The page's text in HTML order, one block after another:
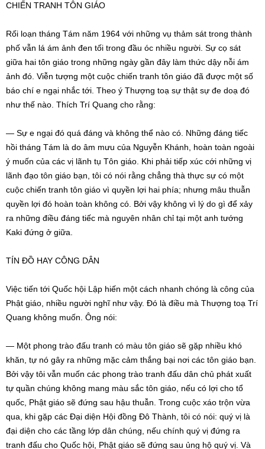
CHIẾN TRANH TÔN GIÁO
Rối loạn tháng Tám năm 1964 với những vụ thảm sát trong thành
phố vẫn lá ám ảnh đen tối trong đầu óc nhiều người. Sự cọ sát
giữa hai tôn giáo trong những ngày gần đây làm thức dậy nỗi ám
ảnh đó. Viễn tượng một cuộc chiến tranh tôn giáo đã được một số
báo chí e ngại nhắc tới. Theo ý Thượng toạ sự thật sự đe doạ đó
như thế nào. Thích Trí Quang cho rằng:
— Sự e ngại đó quá đáng và không thể nào có. Những đáng tiếc
hồi tháng Tám là do âm mưu của Nguyễn Khánh, hoàn toàn ngoài
ý muốn của các vị lãnh tụ Tôn giáo. Khi phải tiếp xúc cới những vị
lãnh đạo tôn giáo bạn, tôi có nói rằng chẳng thà thực sự có một
cuộc chiến tranh tôn giáo vì quyền lợi hai phía; nhưng mâu thuẫn
quyền lợi đó hoàn toàn không có. Bởi vậy không vì lý do gì để xảy
ra những điều đáng tiếc mà nguyên nhân chỉ tại một anh tướng
Kaki đứng ở giữa.
TÍN ĐỒ HAY CÔNG DÂN
Việc tiến tới Quốc hội Lập hiến một cách nhanh chóng là công của
Phật giáo, nhiều người nghĩ như vậy. Đó là điều mà Thượng toạ Trí
Quang không muốn. Ông nói:
— Một phong trào đấu tranh có màu tôn giáo sẽ gặp nhiều khó
khăn, tự nó gây ra những mặc cảm thắng bại nơi các tôn giáo bạn.
Bởi vậy tôi vẫn muốn các phong trào tranh đấu dân chủ phát xuất
tự quần chúng không mang màu sắc tôn giáo, nếu có lợi cho tổ
quốc, Phật giáo sẽ đứng sau hậu thuẫn. Trong cuộc xáo trộn vừa
qua, khi gặp các Đại diện Hội đồng Đô Thành, tôi có nói: quý vị là
đại diện cho các tầng lớp dân chúng, nếu chính quý vị đứng ra
tranh đấu cho Quốc hội, Phật giáo sẽ đứng sau ủng hộ quý vị. Và